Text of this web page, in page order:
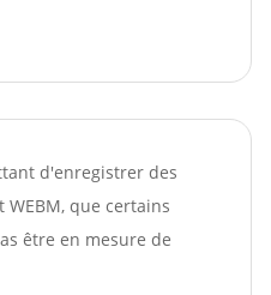
d'enregistrer des
que certains
être en mesure de